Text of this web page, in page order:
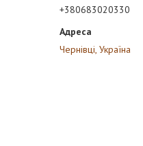
+380683020330
Чернівці, Україна